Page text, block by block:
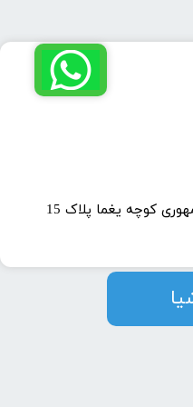
تهران خیابان جمهوری کوچه یغما پلاک 15